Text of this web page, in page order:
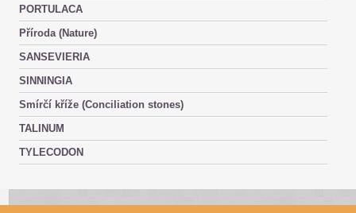
PORTULACA
Příroda (Nature)
SANSEVIERIA
SINNINGIA
Smírčí kříže (Conciliation stones)
TALINUM
TYLECODON